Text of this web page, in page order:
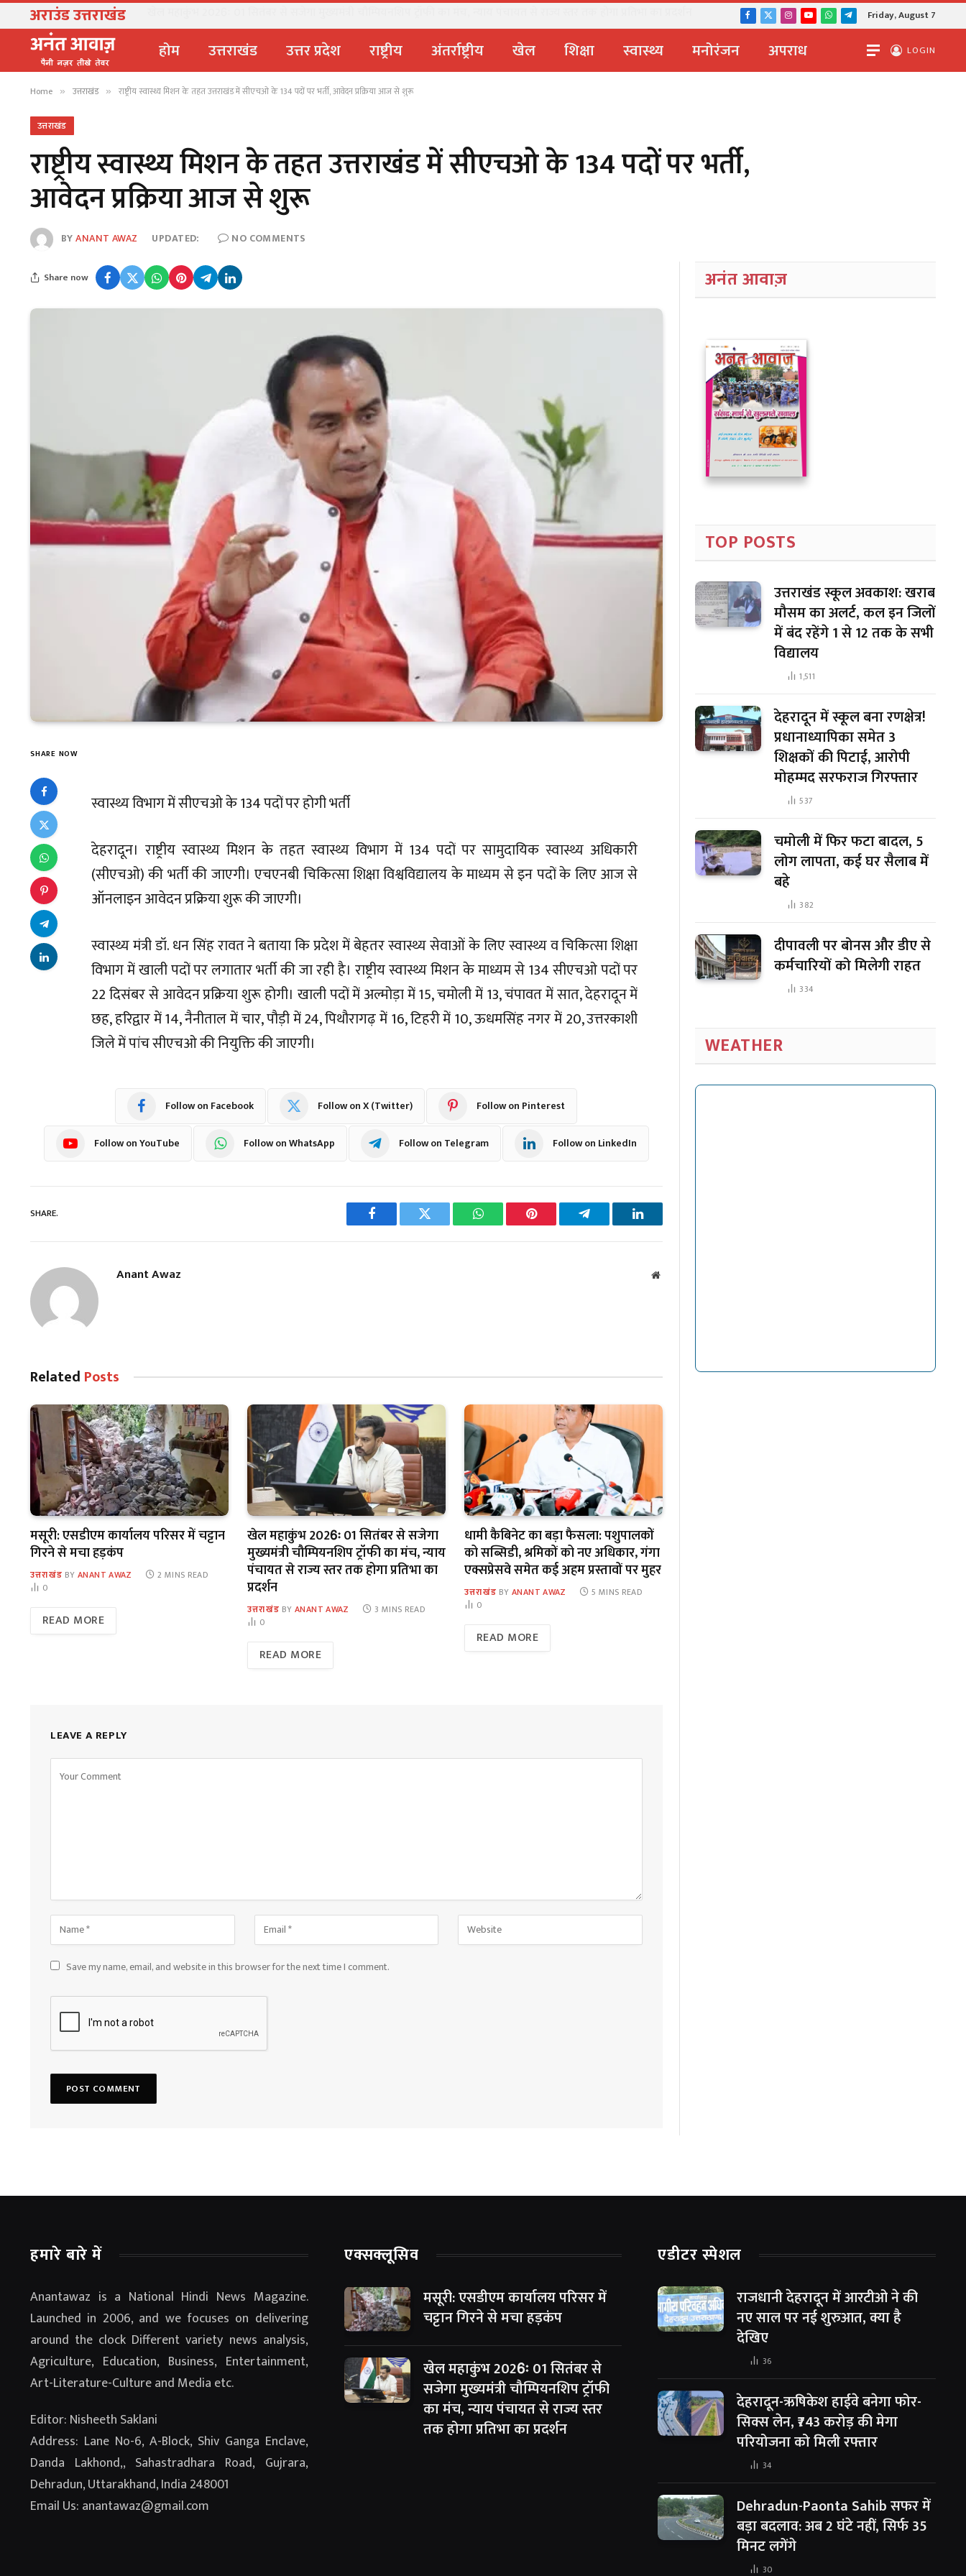
अराउंड उत्तराखंड Facebook
X
Instagram
YouTubeWhatsApp
TelegramFriday, August 7
होम उत्तराखंड उत्तर प्रदेश राष्ट्रीय अंतर्राष्ट्रीय खेल शिक्षा स्वास्थ्य मनोरंजन अपराध LOGIN
Home » उत्तराखंड » राष्ट्रीय स्वास्थ्य मिशन के तहत उत्तराखंड में सीएचओ के 134 पदों पर भर्ती, आवेदन प्रक्रिया आज से शुरू
उत्तराखंड
राष्ट्रीय स्वास्थ्य मिशन के तहत उत्तराखंड में सीएचओ के 134 पदों पर भर्ती,
आवेदन प्रक्रिया आज से शुरू
BYANANT AWAZ UPDATED: NO COMMENTS
Share now
SHARE NOW
स्वास्थ्य विभाग में सीएचओ के 134 पदों पर होगी भर्ती
देहरादून। राष्ट्रीय स्वास्थ्य मिशन के तहत स्वास्थ्य विभाग में 134 पदों पर सामुदायिक स्वास्थ्य अधिकारी
(सीएचओ) की भर्ती की जाएगी। एचएनबी चिकित्सा शिक्षा विश्वविद्यालय के माध्यम से इन पदों के लिए आज से
ऑनलाइन आवेदन प्रक्रिया शुरू की जाएगी।
स्वास्थ्य मंत्री डॉ. धन सिंह रावत ने बताया कि प्रदेश में बेहतर स्वास्थ्य सेवाओं के लिए स्वास्थ्य व चिकित्सा शिक्षा
विभाग में खाली पदों पर लगातार भर्ती की जा रही है। राष्ट्रीय स्वास्थ्य मिशन के माध्यम से 134 सीएचओ पदों पर
22 दिसंबर से आवेदन प्रक्रिया शुरू होगी। खाली पदों में अल्मोड़ा में 15, चमोली में 13, चंपावत में सात, देहरादून में
छह, हरिद्वार में 14, नैनीताल में चार, पौड़ी में 24, पिथौरागढ़ में 16, टिहरी में 10, ऊधमसिंह नगर में 20, उत्तरकाशी
जिले में पांच सीएचओ की नियुक्ति की जाएगी।
Follow on Facebook Follow on X (Twitter) Follow on Pinterest
Follow on YouTube Follow on WhatsApp Follow on Telegram Follow on LinkedIn
SHARE.
Facebook Twitter WhatsAppPinterest Telegram LinkedIn
Anant Awaz Website
Related Posts
मसूरी: एसडीएम कार्यालय परिसर में चट्टान
गिरने से मचा हड़कंप
उत्तराखंड BY ANANT AWAZ
2 MINS READ
0
READ MORE
खेल महाकुंभ 2026ः 01 सितंबर से सजेगा
मुख्यमंत्री चौम्पियनशिप ट्रॉफी का मंच, न्याय
पंचायत से राज्य स्तर तक होगा प्रतिभा का
प्रदर्शन
उत्तराखंड BY ANANT AWAZ
3 MINS READ
0
READ MORE
धामी कैबिनेट का बड़ा फैसला: पशुपालकों
को सब्सिडी, श्रमिकों को नए अधिकार, गंगा
एक्सप्रेसवे समेत कई अहम प्रस्तावों पर मुहर
उत्तराखंड BY ANANT AWAZ
5 MINS READ
0
READ MORE
LEAVE A REPLY
Save my name, email, and website in this browser for the next time I comment.
अनंत आवाज़
TOP POSTS
उत्तराखंड स्कूल अवकाश: खराब
मौसम का अलर्ट, कल इन जिलों
में बंद रहेंगे 1 से 12 तक के सभी
विद्यालय
1,511
देहरादून में स्कूल बना रणक्षेत्र!
प्रधानाध्यापिका समेत 3
शिक्षकों की पिटाई, आरोपी
मोहम्मद सरफराज गिरफ्तार
537
चमोली में फिर फटा बादल, 5
लोग लापता, कई घर सैलाब में
बहे
382
दीपावली पर बोनस और डीए से
कर्मचारियों को मिलेगी राहत
334
WEATHER
हमारे बारे में
Anantawaz is a National Hindi News Magazine.
Launched in 2006, and we focuses on delivering
around the clock Different variety news analysis,
Agriculture, Education, Business, Entertainment,
Art-Literature-Culture and Media etc.
Editor: Nisheeth Saklani
Address: Lane No-6, A-Block, Shiv Ganga Enclave,
Danda Lakhond,, Sahastradhara Road, Gujrara,
Dehradun, Uttarakhand, India 248001
Email Us: anantawaz@gmail.com
एक्सक्लूसिव
मसूरी: एसडीएम कार्यालय परिसर में
चट्टान गिरने से मचा हड़कंप
खेल महाकुंभ 2026ः 01 सितंबर से
सजेगा मुख्यमंत्री चौम्पियनशिप ट्रॉफी
का मंच, न्याय पंचायत से राज्य स्तर
तक होगा प्रतिभा का प्रदर्शन
एडीटर स्पेशल
राजधानी देहरादून में आरटीओ ने की
नए साल पर नई शुरुआत, क्या है
देखिए
36
देहरादून-ऋषिकेश हाईवे बनेगा फोर-
सिक्स लेन, ₹743 करोड़ की मेगा
परियोजना को मिली रफ्तार
34
Dehradun-Paonta Sahib सफर में
बड़ा बदलाव: अब 2 घंटे नहीं, सिर्फ 35
मिनट लगेंगे
30